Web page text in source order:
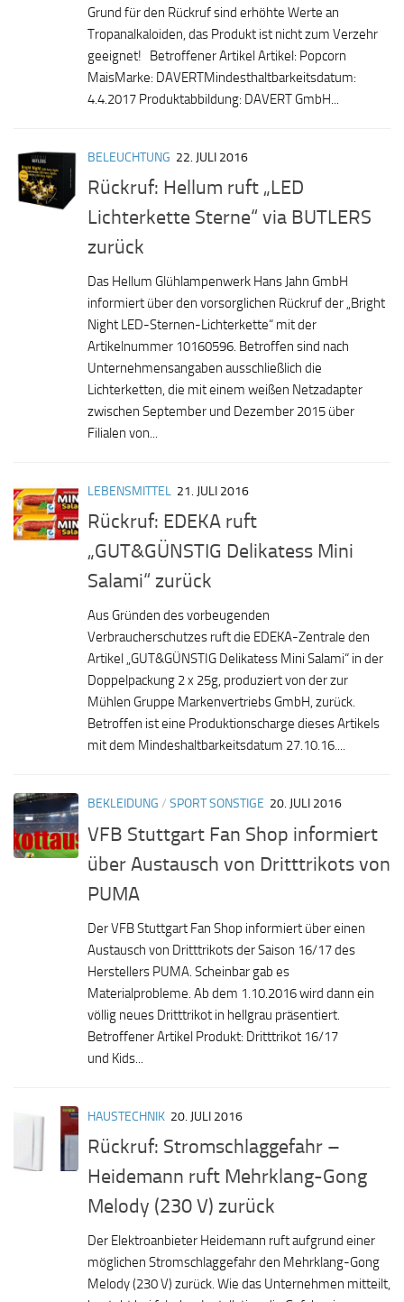
Grund für den Rückruf sind erhöhte Werte an
Tropanalkaloiden, das Produkt ist nicht zum Verzehr
geeignet! Betroffener Artikel Artikel: Popcorn
MaisMarke: DAVERTMindesthaltbarkeitsdatum:
4.4.2017 Produktabbildung: DAVERT GmbH...
BELEUCHTUNG 22. JULI 2016
Rückruf: Hellum ruft „LED
Lichterkette Sterne“ via BUTLERS
zurück
Das Hellum Glühlampenwerk Hans Jahn GmbH
informiert über den vorsorglichen Rückruf der „Bright
Night LED-Sternen-Lichterkette“ mit der
Artikelnummer 10160596. Betroffen sind nach
Unternehmensangaben ausschließlich die
Lichterketten, die mit einem weißen Netzadapter
zwischen September und Dezember 2015 über
Filialen von...
LEBENSMITTEL 21. JULI 2016
Rückruf: EDEKA ruft
„GUT&GÜNSTIG Delikatess Mini
Salami“ zurück
Aus Gründen des vorbeugenden
Verbraucherschutzes ruft die EDEKA-Zentrale den
Artikel „GUT&GÜNSTIG Delikatess Mini Salami“ in der
Doppelpackung 2 x 25g, produziert von der zur
Mühlen Gruppe Markenvertriebs GmbH, zurück.
Betroffen ist eine Produktionscharge dieses Artikels
mit dem Mindeshaltbarkeitsdatum 27.10.16....
BEKLEIDUNG / SPORT SONSTIGE 20. JULI 2016
VFB Stuttgart Fan Shop informiert
über Austausch von Dritttrikots von
PUMA
Der VFB Stuttgart Fan Shop informiert über einen
Austausch von Dritttrikots der Saison 16/17 des
Herstellers PUMA. Scheinbar gab es
Materialprobleme. Ab dem 1.10.2016 wird dann ein
völlig neues Dritttrikot in hellgrau präsentiert.
Betroffener Artikel Produkt: Dritttrikot 16/17
und Kids...
HAUSTECHNIK 20. JULI 2016
Rückruf: Stromschlaggefahr –
Heidemann ruft Mehrklang-Gong
Melody (230 V) zurück
Der Elektroanbieter Heidemann ruft aufgrund einer
möglichen Stromschlaggefahr den Mehrklang-Gong
Melody (230 V) zurück. Wie das Unternehmen mitteilt,